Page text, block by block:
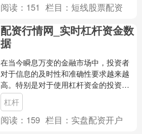
阅读： 151 栏目： 短线股票配资
配资行情网_实时杠杆资金数
据
在当今瞬息万变的金融市场中，投资者
对于信息的及时性和准确性要求越来越
高。特别是对于使用杠杆资金的投资者
而言，掌握实时的配资行情数据股票在
线配资，已经成为制定投资....
杠杆
阅读： 159 栏目： 实盘配资开户